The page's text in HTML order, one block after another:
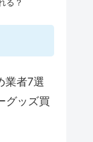
る？
業者7選
グッズ買